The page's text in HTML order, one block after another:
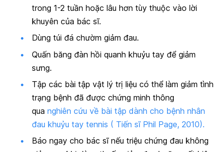
trong 1-2 tuần hoặc lâu hơn tùy thuộc vào lời
khuyên của bác sĩ.
Dùng túi đá chườm giảm đau.
Quấn băng đàn hồi quanh khuỷu tay để giảm
sưng.
Tập các bài tập vật lý trị liệu có thể làm giảm tình
trạng bệnh đã được chứng minh thông
qua nghiên cứu về bài tập dành cho bệnh nhân
đau khuỷu tay tennis ( Tiến sĩ Phil Page, 2010).
Báo ngay cho bác sĩ nếu triệu chứng đau không